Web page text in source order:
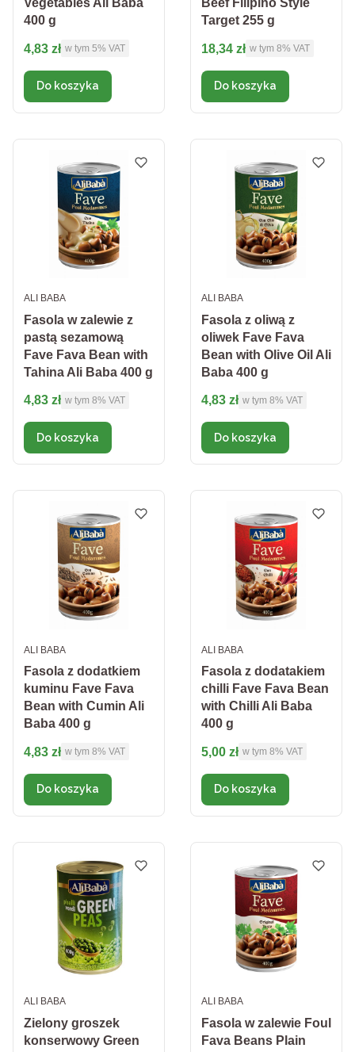
Vegetables Ali Baba
400 g
Cena brutto
4,83 zł w tym %s VAT
w tym 5% VAT
Do koszyka
Beef Filipino Style
Target 255 g
Cena brutto
18,34 zł w tym %s VAT
w tym 8% VAT
Do koszyka
Fasola w zalewie z
pastą sezamową
Fave Fava Bean with
Tahina Ali Baba 400 g
PRODUCENT
ALI BABA
Cena brutto
4,83 zł w tym %s VAT
w tym 8% VAT
Do koszyka
Fasola z oliwą z
oliwek Fave Fava
Bean with Olive Oil Ali
Baba 400 g
PRODUCENT
ALI BABA
Cena brutto
4,83 zł w tym %s VAT
w tym 8% VAT
Do koszyka
Fasola z dodatkiem
kuminu Fave Fava
Bean with Cumin Ali
Baba 400 g
PRODUCENT
ALI BABA
Cena brutto
4,83 zł w tym %s VAT
w tym 8% VAT
Do koszyka
Fasola z dodatakiem
chilli Fave Fava Bean
with Chilli Ali Baba
400 g
PRODUCENT
ALI BABA
Cena brutto
5,00 zł w tym %s VAT
w tym 8% VAT
Do koszyka
Zielony groszek
konserwowy Green
PRODUCENT
ALI BABA
Fasola w zalewie Foul
Fava Beans Plain
PRODUCENT
ALI BABA